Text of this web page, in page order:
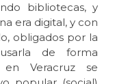
bibliotecas, y
era digital, y con
obligados por la
de forma
Veracruz se